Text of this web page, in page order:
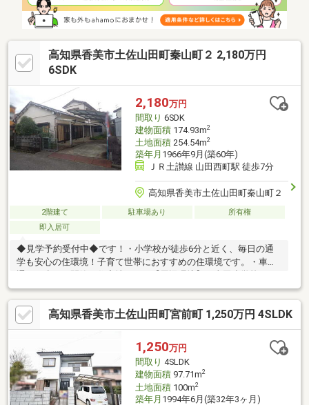
高知県香美市土佐山田町秦山町２ 2,180万円
6SDK
2,180万円
間取り 6SDK
建物面積174.93m2
土地面積254.54m2
築年月 1966年9月(築60年)
ＪＲ土讃線 山田西町駅 徒歩7分
高知県香美市土佐山田町秦山町２
2階建て 駐車場あり
所有権
即入居可
◆見学予約受付中◆です！・小学校が徒歩6分と近く、毎日の通
学も安心の住環境！子育て世帯におすすめの住環境です。・車の
ｍ（徒歩約6分）・鏡野中学校2200ｍ（徒歩約29分）
高知県香美市土佐山田町宮前町 1,250万円 4SLDK
1,250万円
間取り 4SLDK
建物面積97.71m2
土地面積100m2
築年月 1994年6月(築32年3ヶ月)